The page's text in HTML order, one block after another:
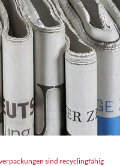
sind recyclingfähig